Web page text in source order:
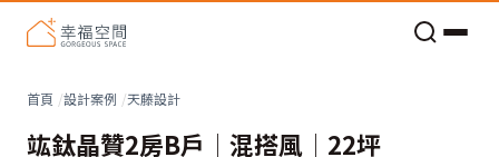
首頁 設計案例 天藤設計
竑鈦晶贊2房B戶│混搭風│22坪